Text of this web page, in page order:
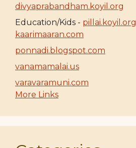
divyaprabandham.koyil.org
Education/Kids - pillai.koyil.org
kaarimaaran.com
ponnadi.blogspot.com
vanamamalai.us
varavaramuni.com
More Links